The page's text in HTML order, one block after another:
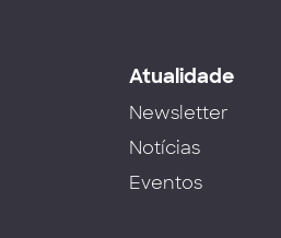
Atualidade
Newsletter
Notícias
Eventos